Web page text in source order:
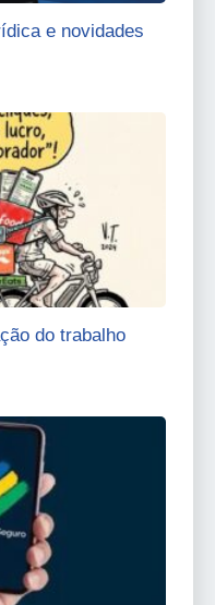
e novidades
do trabalho